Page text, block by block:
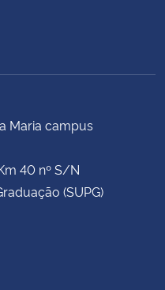
Maria campus
40 nº S/N
(SUPG)